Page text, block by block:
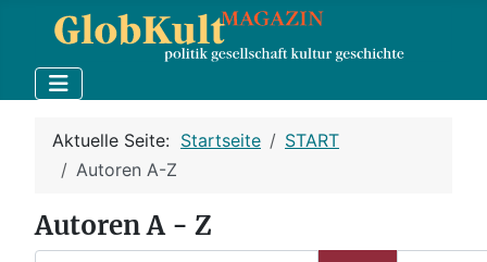
Aktuelle Seite: Startseite
START
Autoren A-Z
Autoren A - Z